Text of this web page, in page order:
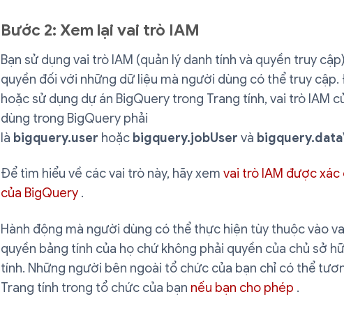
Bước 2: Xem lại vai trò IAM
Bạn sử dụng vai trò IAM (quản lý danh tính và quyền truy
quyền đối với những dữ liệu mà người dùng có thể truy
hoặc sử dụng dự án BigQuery trong Trang tính, vai trò IAM
dùng trong BigQuery phải
là bigquery.user hoặc bigquery.jobUser và
Để tìm hiểu về các vai trò này, hãy xem vai trò IAM được
của BigQuery.
Hành động mà người dùng có thể thực hiện tùy thuộc vào
quyền bảng tính của họ chứ không phải quyền của chủ sở
tính. Những người bên ngoài tổ chức của bạn chỉ có thể
Trang tính trong tổ chức của bạn nếu bạn cho phép .